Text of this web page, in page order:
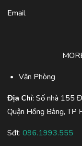
Email
Văn Phòng
Địa Chỉ: Số nhà 155
Quận Hồng Bàng, TP
Sđt: 096.1993.555